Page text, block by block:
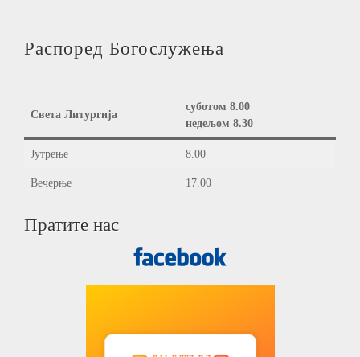
Распоред Богослужења
Света Литургија
суботом 8.00
недељом 8.30
Јутрење 8.00
Вечерње 17.00
Пратите нас